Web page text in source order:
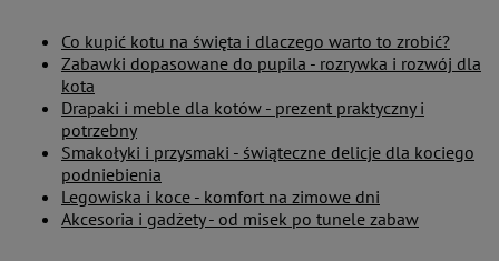
Co kupić kotu na święta i dlaczego warto to zrobić?
Zabawki dopasowane do pupila - rozrywka i rozwój dla
kota
Drapaki i meble dla kotów - prezent praktyczny i
potrzebny
Smakołyki i przysmaki - świąteczne delicje dla kociego
podniebienia
Legowiska i koce - komfort na zimowe dni
Akcesoria i gadżety - od misek po tunele zabaw